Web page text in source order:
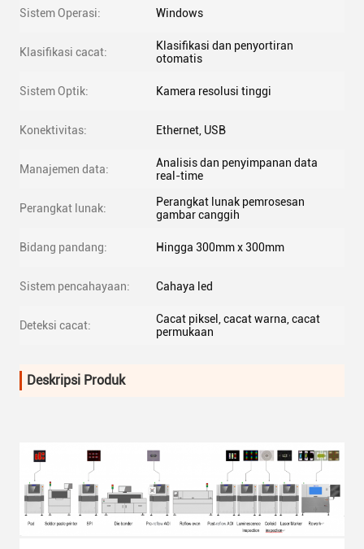
Sistem Operasi: Windows
Klasifikasi cacat:
Klasifikasi dan penyortiran
otomatis
Sistem Optik: Kamera resolusi tinggi
Konektivitas: Ethernet, USB
Manajemen data:
Analisis dan penyimpanan data
real-time
Perangkat lunak:
Perangkat lunak pemrosesan
gambar canggih
Bidang pandang: Hingga 300mm x 300mm
Sistem pencahayaan: Cahaya led
Deteksi cacat:
Cacat piksel, cacat warna, cacat
permukaan
Deskripsi Produk